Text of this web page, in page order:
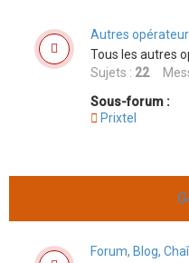
Autres
Tous les autres
Sujets : 22
Sous-forum :
Prixtel
Forum, Blog,